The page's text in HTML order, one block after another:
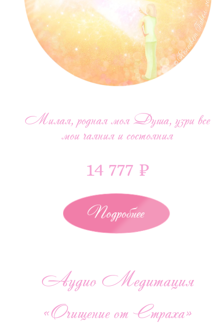
Милая, родная моя Душа, узри все
мои чаяния и состояния
14 777 ₽
Подробнее
Аудио Медитация
«Очищение от Страха»